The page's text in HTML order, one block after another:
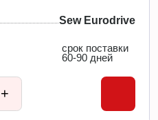
Sew Eurodrive
срок поставки
60-90 дней
+